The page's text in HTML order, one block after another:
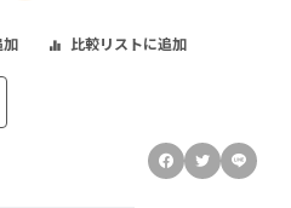
比較リストに追加